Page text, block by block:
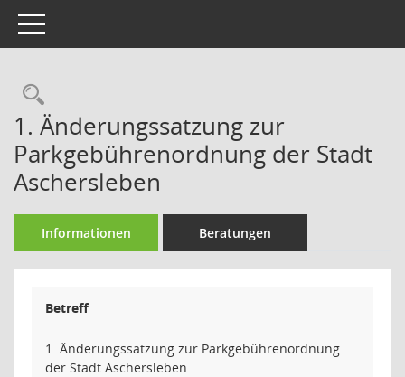
Toggle navigation
Rechercheauswahl
1. Änderungssatzung zur
Parkgebührenordnung der Stadt
Aschersleben
Informationen Beratungen
Betreff
1. Änderungssatzung zur Parkgebührenordnung
der Stadt Aschersleben